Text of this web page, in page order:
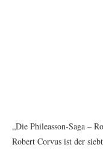
„Die Phileasson-Saga –
Robert Corvus ist der